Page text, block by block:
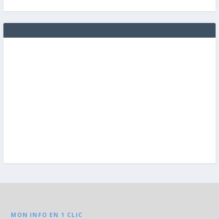
MON INFO EN 1 CLIC